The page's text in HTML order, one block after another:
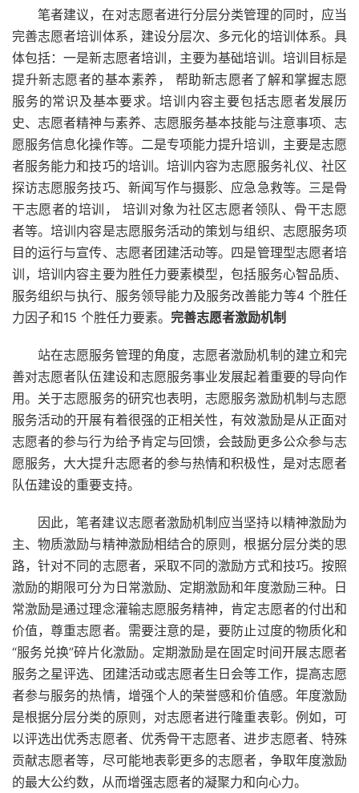
笔者建议，在对志愿者进行分层分类管理的同时，应当
完善志愿者培训体系，建设分层次、多元化的培训体系。具
体包括：一是新志愿者培训，主要为基础培训。培训目标是
提升新志愿者的基本素养， 帮助新志愿者了解和掌握志愿
服务的常识及基本要求。培训内容主要包括志愿者发展历
史、志愿者精神与素养、志愿服务基本技能与注意事项、志
愿服务信息化操作等。二是专项能力提升培训，主要是志愿
者服务能力和技巧的培训。培训内容为志愿服务礼仪、社区
探访志愿服务技巧、新闻写作与摄影、应急急救等。三是骨
干志愿者的培训， 培训对象为社区志愿者领队、骨干志愿
者等。培训内容是志愿服务活动的策划与组织、志愿服务项
目的运行与宣传、志愿者团建活动等。四是管理型志愿者培
训，培训内容主要为胜任力要素模型，包括服务心智品质、
服务组织与执行、服务领导能力及服务改善能力等4 个胜任
力因子和15 个胜任力要素。 完善志愿者激励机制
站在志愿服务管理的角度，志愿者激励机制的建立和完
善对志愿者队伍建设和志愿服务事业发展起着重要的导向作
用。关于志愿服务的研究也表明，志愿服务激励机制与志愿
服务活动的开展有着很强的正相关性，有效激励是从正面对
志愿者的参与行为给予肯定与回馈，会鼓励更多公众参与志
愿服务，大大提升志愿者的参与热情和积极性，是对志愿者
队伍建设的重要支持。
因此，笔者建议志愿者激励机制应当坚持以精神激励为
主、物质激励与精神激励相结合的原则，根据分层分类的思
路，针对不同的志愿者，采取不同的激励方式和技巧。按照
激励的期限可分为日常激励、定期激励和年度激励三种。日
常激励是通过理念灌输志愿服务精神，肯定志愿者的付出和
价值，尊重志愿者。需要注意的是，要防止过度的物质化和
“服务兑换”碎片化激励。定期激励是在固定时间开展志愿者
服务之星评选、团建活动或志愿者生日会等工作，提高志愿
者参与服务的热情，增强个人的荣誉感和价值感。年度激励
是根据分层分类的原则，对志愿者进行隆重表彰。例如，可
以评选出优秀志愿者、优秀骨干志愿者、进步志愿者、特殊
贡献志愿者等，尽可能地表彰更多的志愿者，争取年度激励
的最大公约数，从而增强志愿者的凝聚力和向心力。